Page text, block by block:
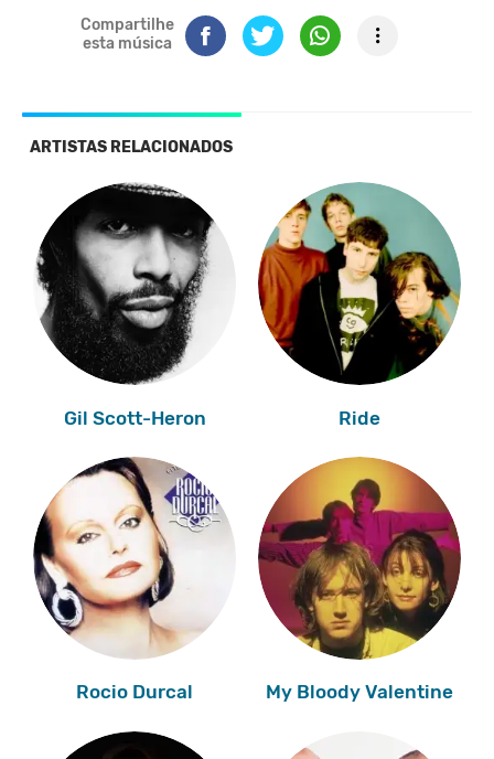
Compartilhe
esta música
ARTISTAS RELACIONADOS
Gil Scott-Heron Ride
Rocio Durcal My Bloody Valentine